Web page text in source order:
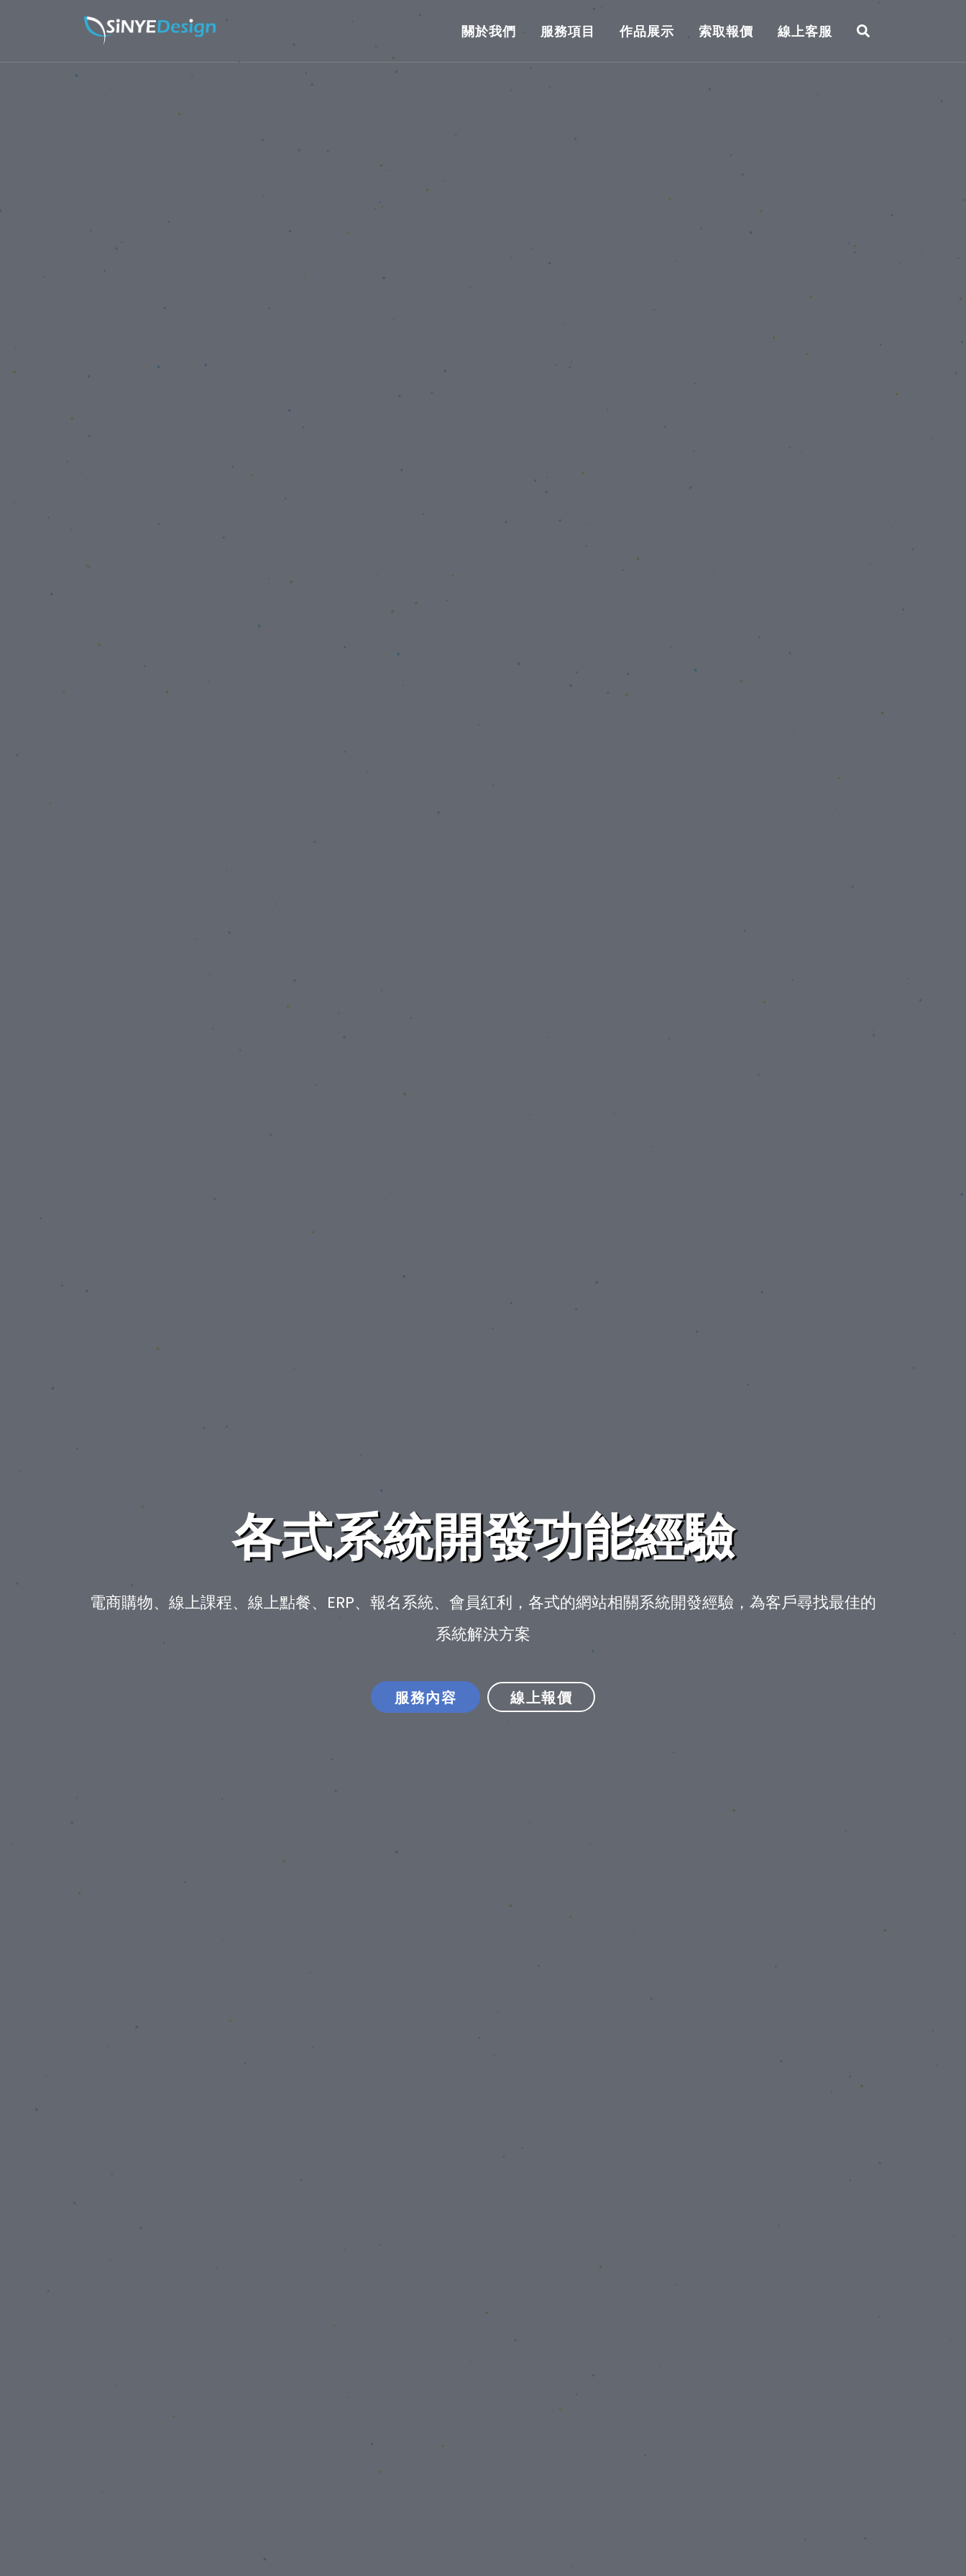
關於我們 服務項目 作品展示 索取報價 線上客服
各式系統開發功能經驗
電商購物、線上課程、線上點餐、ERP、報名系統、會員紅利，各式的網站相關系統開發經驗，為客戶尋找最佳的
系統解決方案
服務內容 線上報價